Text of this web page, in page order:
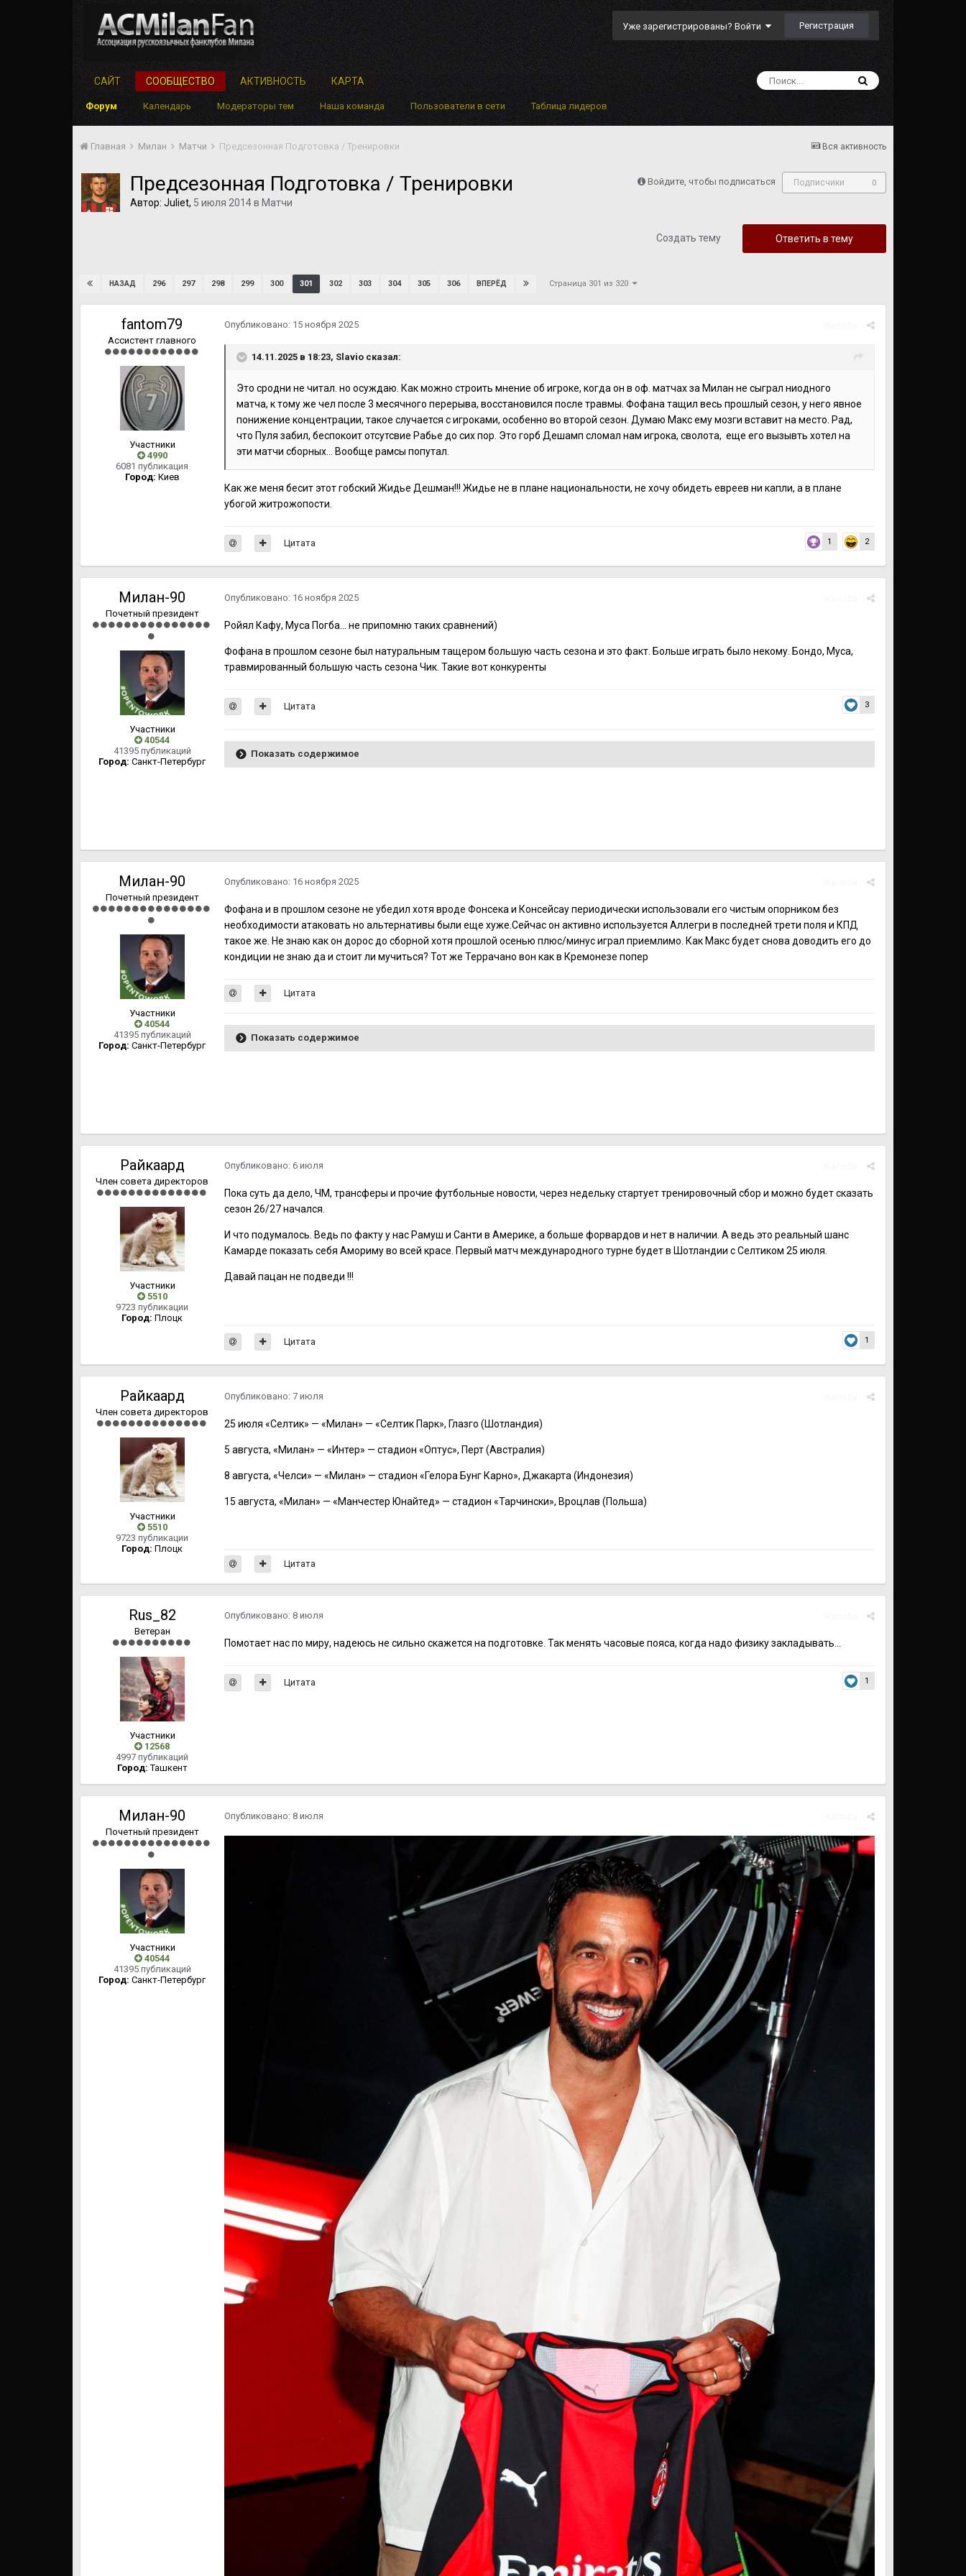
Уже зарегистрированы? Войти Регистрация
САЙТ СООБЩЕСТВО
Форум Календарь Модераторы тем Наша команда Пользователи в сети Таблица лидеров
АКТИВНОСТЬ КАРТА
Вся активность
Главная Милан Матчи Предсезонная Подготовка / Тренировки
Войдите, чтобы подписаться Подписчики 0
Предсезонная Подготовка / Тренировки
Автор: Juliet, 5 июля 2014в Матчи
Ответить в тему
Создать тему
НАЗАД 296 297 298 299 300 301 302 303 304 305 306 ВПЕРЁД Страница 301 из 320
fantom79
Ассистент главного
Участники
4990
6081 публикация
Город: Киев
Опубликовано: 15 ноября 2025
14.11.2025 в 18:23, Slavioсказал:
Это сродни не читал. но осуждаю. Как можно строить мнение об игроке, когда он в оф. матчах за Милан не сыграл ниодного
матча, к тому же чел после 3 месячного перерыва, восстановился после травмы. Фофана тащил весь прошлый сезон, у него явное
понижение концентрации, такое случается с игроками, особенно во второй сезон. Думаю Макс ему мозги вставит на место. Рад,
что Пуля забил, беспокоит отсутсвие Рабье до сих пор. Это горб Дешамп сломал нам игрока, сволота, еще его вызывть хотел на
эти матчи сборных... Вообще рамсы попутал.
Как же меня бесит этот гобский Жидье Дешман!!! Жидье не в плане национальности, не хочу обидеть евреев ни капли, а в плане
убогой житрожопости.
1 2
Цитата
Милан-90
Почетный президент
Участники
40544
41395 публикаций
Город: Cанкт-Петербург
Опубликовано: 16 ноября 2025
Ройял Кафу, Муса Погба... не припомню таких сравнений)
Фофана в прошлом сезоне был натуральным тащером большую часть сезона и это факт. Больше играть было некому. Бондо, Муса,
травмированный большую часть сезона Чик. Такие вот конкуренты
3
Цитата
Показать содержимое
Милан-90
Почетный президент
Участники
40544
41395 публикаций
Город: Cанкт-Петербург
Опубликовано: 16 ноября 2025
Фофана и в прошлом сезоне не убедил хотя вроде Фонсека и Консейсау периодически использовали его чистым опорником без
необходимости атаковать но альтернативы были еще хуже.Сейчас он активно используется Аллегри в последней трети поля и КПД
такое же. Не знаю как он дорос до сборной хотя прошлой осенью плюс/минус играл приемлимо. Как Макс будет снова доводить его до
кондиции не знаю да и стоит ли мучиться? Тот же Террачано вон как в Кремонезе попер
Цитата
Показать содержимое
Райкаард
Член совета директоров
Участники
5510
9723 публикации
Город: Плоцк
Опубликовано: 6 июля
Пока суть да дело, ЧМ, трансферы и прочие футбольные новости, через недельку стартует тренировочный сбор и можно будет сказать
сезон 26/27 начался.
И что подумалось. Ведь по факту у нас Рамуш и Санти в Америке, а больше форвардов и нет в наличии. А ведь это реальный шанс
Камарде показать себя Амориму во всей красе. Первый матч международного турне будет в Шотландии с Селтиком 25 июля.
Давай пацан не подведи !!!
1
Цитата
Райкаард
Член совета директоров
Участники
5510
9723 публикации
Город: Плоцк
Опубликовано: 7 июля
25 июля «Селтик» — «Милан» — «Селтик Парк», Глазго (Шотландия)
5 августа, «Милан» — «Интер» — стадион «Оптус», Перт (Австралия)
8 августа, «Челси» — «Милан» — стадион «Гелора Бунг Карно», Джакарта (Индонезия)
15 августа, «Милан» — «Манчестер Юнайтед» — стадион «Тарчински», Вроцлав (Польша)
Цитата
Rus_82
Ветеран
Участники
12568
4997 публикаций
Город: Ташкент
Опубликовано: 8 июля
Помотает нас по миру, надеюсь не сильно скажется на подготовке. Так менять часовые пояса, когда надо физику закладывать...
1
Цитата
Милан-90
Почетный президент
Участники
40544
41395 публикаций
Город: Cанкт-Петербург
Опубликовано: 8 июля